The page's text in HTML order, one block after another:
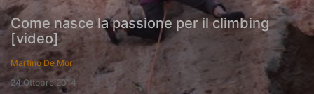
Come nasce la passione per il climbing
[video]
Martino De Mori
24 Ottobre 2014